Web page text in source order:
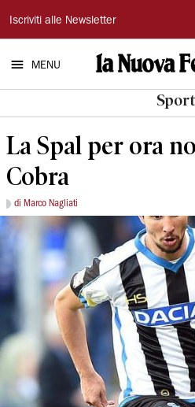
La
Nuova
Ferrara
Iscriviti alle Newsletter
MENU
Sport
La Spal per ora
Cobra
di Marco Nagliati